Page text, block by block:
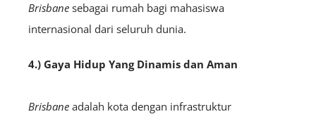
Brisbane sebagai rumah bagi mahasiswa
internasional dari seluruh dunia.
4.) Gaya Hidup Yang Dinamis dan Aman
Brisbane adalah kota dengan infrastruktur